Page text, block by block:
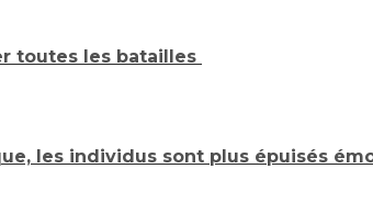
toutes les batailles
les individus sont plus épuisés